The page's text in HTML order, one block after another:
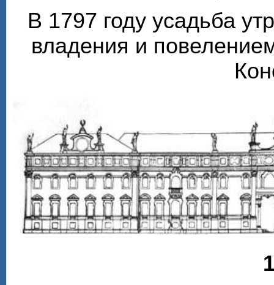
В 1797 году усадьба
владения и